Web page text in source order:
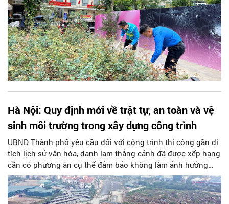
Hà Nội: Quy định mới về trật tự, an toàn và vệ
sinh môi trường trong xây dựng công trình
UBND Thành phố yêu cầu đối với công trình thi công gần di
tích lịch sử văn hóa, danh lam thắng cảnh đã được xếp hạng
cần có phương án cụ thể đảm bảo không làm ảnh hưởng
đến không gian, cảnh quan, tầm nhìn hoặc giá trị kiến trúc,
thẩm mỹ của di tích. Sử dụng giải pháp thi công hạn chế tối
đa rung chấn, tiếng ồn, bụi và tác động tiêu cực khác...